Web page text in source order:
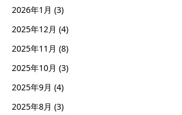
2026年1月 (3)
2025年12月 (4)
2025年11月 (8)
2025年10月 (3)
2025年9月 (4)
2025年8月 (3)